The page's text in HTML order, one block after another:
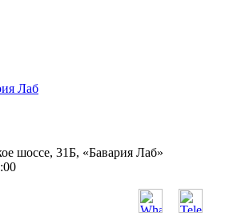
Лаб
шоссе, 31Б, «Бавария Лаб»